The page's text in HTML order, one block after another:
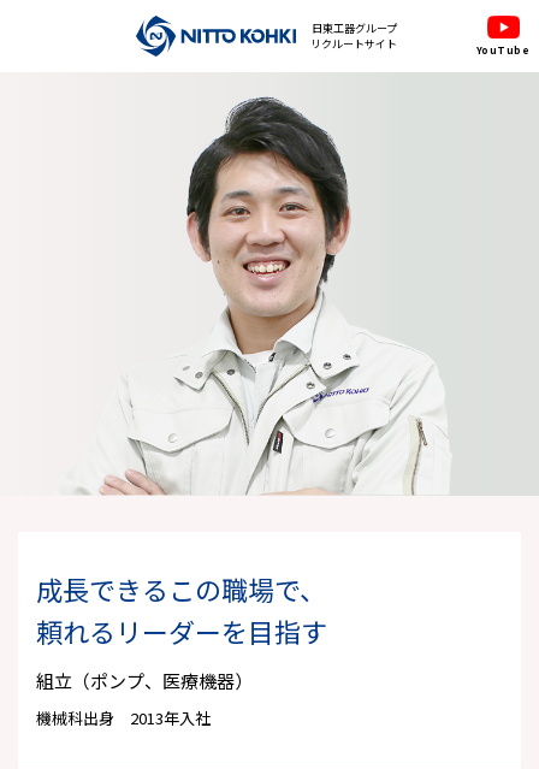
日東工器グループ
リクルートサイト
YouTube
成長できるこの職場で、
頼れるリーダーを目指す
組立（ポンプ、医療機器）
機械科出身 2013年入社